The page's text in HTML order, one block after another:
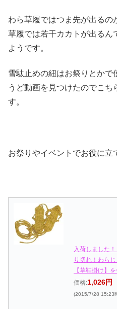
わら草履ではつま先が出るの
草履では若干カカトが出るん
ようです。
雪駄止めの紐はお祭りとかで
うど動画を見つけたのでこち
す。
お祭りやイベントでお役に立
入荷しました
り切れ！わら
【草鞋掛け】
価格:1,026円
(2015/7/28 15:23